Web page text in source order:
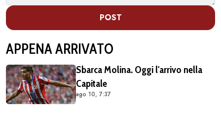
POST
APPENA ARRIVATO
Sbarca Molina. Oggi l'arrivo nella
Capitale
ago 10, 7:37